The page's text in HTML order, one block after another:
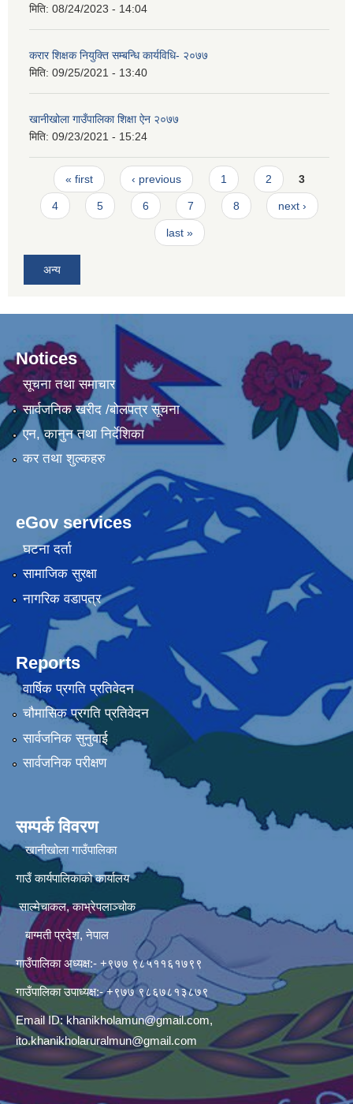
मिति: 08/24/2023 - 14:04
करार शिक्षक नियुक्ति सम्बन्धि कार्यविधि- २०७७
मिति: 09/25/2021 - 13:40
खानीखोला गाउँपालिका शिक्षा ऐन २०७७
मिति: 09/23/2021 - 15:24
Pages
« first ‹ previous 1 2 3
4 5 6 7 8 next ›
last »
अन्य
Notices
सूचना तथा समाचार
सार्वजनिक खरीद /बोलपत्र सूचना
एन, कानुन तथा निर्देशिका
कर तथा शुल्कहरु
eGov services
घटना दर्ता
सामाजिक सुरक्षा
नागरिक वडापत्र
Reports
वार्षिक प्रगति प्रतिवेदन
चौमासिक प्रगति प्रतिवेदन
सार्वजनिक सुनुवाई
सार्वजनिक परीक्षण
सम्पर्क विवरण
खानीखोला गाउँपालिका
गाउँ कार्यपालिकाको कार्यालय
साल्मेचाकल, काभ्रेपलाञ्चोक
बाग्मती प्रदेश, नेपाल
गाउँपालिका अध्यक्ष:- +९७७ ९८५११६१७९९
गाउँपालिका उपाध्यक्ष:- +९७७ ९८६७८१३८७९
Email ID:khanikholamun@gmail.com,
ito.khanikholaruralmun@gmail.com